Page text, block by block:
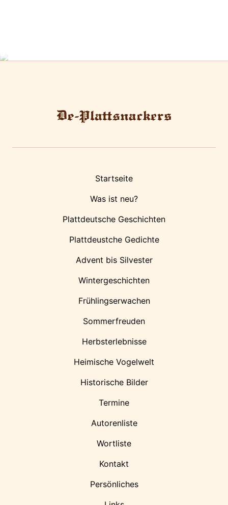
Startseite
Was ist neu?
Plattdeutsche Geschichten
Plattdeustche Gedichte
Advent bis Silvester
Wintergeschichten
Frühlingserwachen
Sommerfreuden
Herbsterlebnisse
Heimische Vogelwelt
Historische Bilder
Termine
Autorenliste
Wortliste
Kontakt
Persönliches